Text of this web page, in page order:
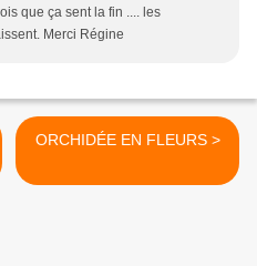
que ça sent la fin .... les
Merci Régine
ORCHIDÉE EN FLEURS >